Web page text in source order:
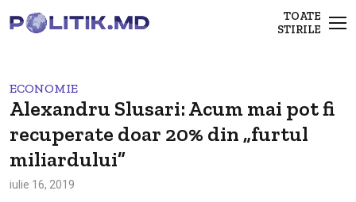
TOATE
STIRILE
ECONOMIE
Alexandru Slusari: Acum mai pot fi
recuperate doar 20% din „furtul
miliardului”
iulie 16, 2019